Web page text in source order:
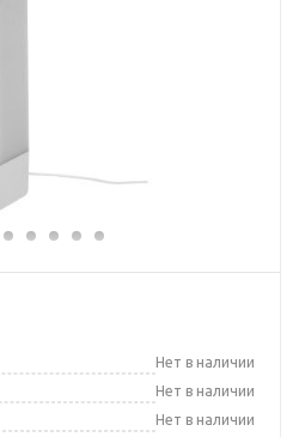
Нет в наличии
Нет в наличии
Нет в наличии